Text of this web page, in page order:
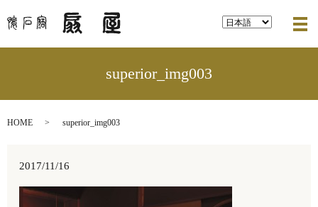
superior_img003
HOME superior_img003
2017/11/16